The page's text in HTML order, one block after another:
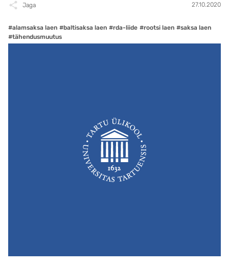
Jaga 27.10.2020
#alamsaksa laen #baltisaksa laen #rda-liide #rootsi laen #saksa laen
#tähendusmuutus